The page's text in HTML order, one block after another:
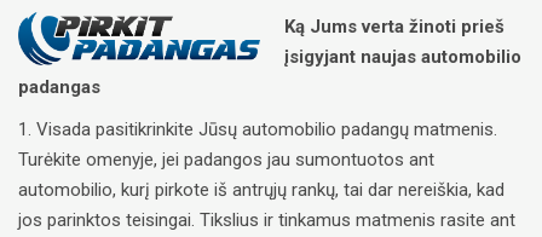
Ką Jums verta žinoti prieš
įsigyjant naujas automobilio
padangas
1. Visada pasitikrinkite Jūsų automobilio padangų matmenis.
Turėkite omenyje, jei padangos jau sumontuotos ant
automobilio, kurį pirkote iš antrųjų rankų, tai dar nereiškia, kad
jos parinktos teisingai. Tikslius ir tinkamus matmenis rasite ant